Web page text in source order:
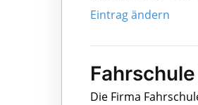
Eintrag ändern
Die Firma